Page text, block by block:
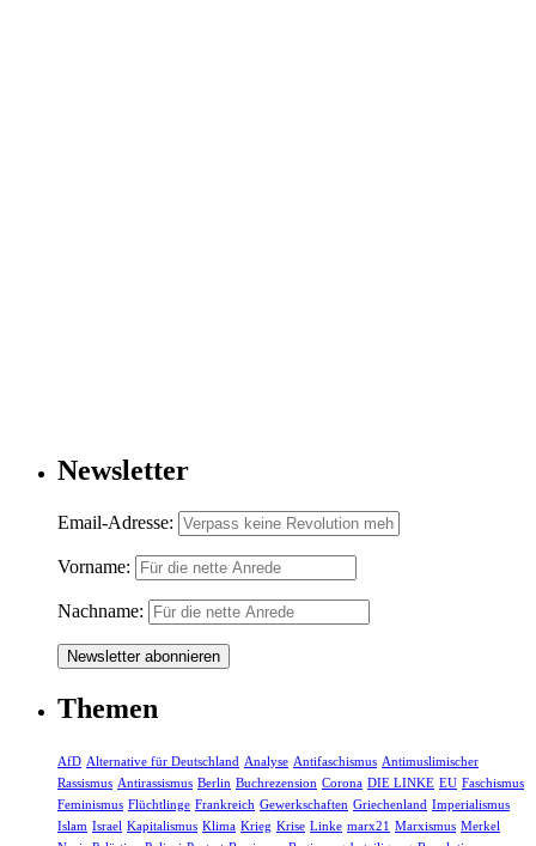
Newsletter
Email-Adresse:
Vorname:
Nachname:
Themen
AfD Alternative für Deutschland Analyse Antifaschismus Antimuslimischer
Rassismus Antirassismus Berlin Buchrezension Corona DIE LINKE EU Faschismus
Feminismus Flüchtlinge Frankreich Gewerkschaften Griechenland Imperialismus
Islam Israel Kapitalismus Klima Krieg Krise Linke marx21 Marxismus Merkel